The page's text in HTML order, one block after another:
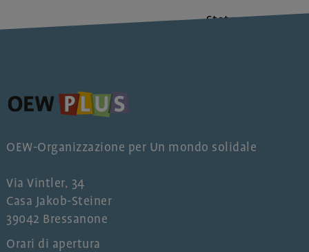
Stato: 23.07.2026
OEW-Organizzazione per Un mondo solidale
Via Vintler, 34
Casa Jakob-Steiner
39042 Bressanone
Orari di apertura